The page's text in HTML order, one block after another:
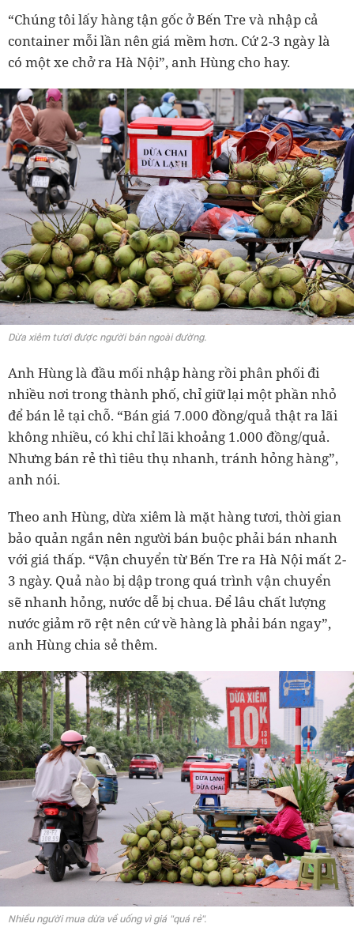
“Chúng tôi lấy hàng tận gốc ở Bến Tre và nhập cả
container mỗi lần nên giá mềm hơn. Cứ 2-3 ngày là
có một xe chở ra Hà Nội”, anh Hùng cho hay.
Dừa xiêm tươi được người bán ngoài đường.
Anh Hùng là đầu mối nhập hàng rồi phân phối đi
nhiều nơi trong thành phố, chỉ giữ lại một phần nhỏ
để bán lẻ tại chỗ. “Bán giá 7.000 đồng/quả thật ra lãi
không nhiều, có khi chỉ lãi khoảng 1.000 đồng/quả.
Nhưng bán rẻ thì tiêu thụ nhanh, tránh hỏng hàng”,
anh nói.
Theo anh Hùng, dừa xiêm là mặt hàng tươi, thời gian
bảo quản ngắn nên người bán buộc phải bán nhanh
với giá thấp. “Vận chuyển từ Bến Tre ra Hà Nội mất 2-
3 ngày. Quả nào bị dập trong quá trình vận chuyển
sẽ nhanh hỏng, nước dễ bị chua. Để lâu chất lượng
nước giảm rõ rệt nên cứ về hàng là phải bán ngay”,
anh Hùng chia sẻ thêm.
Nhiều người mua dừa về uống vì giá "quá rẻ".